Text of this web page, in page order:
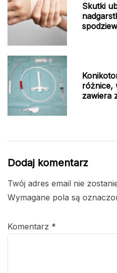
Skutki
różnice,
zawiera
Dodaj komentarz
Twój adres email nie
Wymagane pola są
Komentarz *